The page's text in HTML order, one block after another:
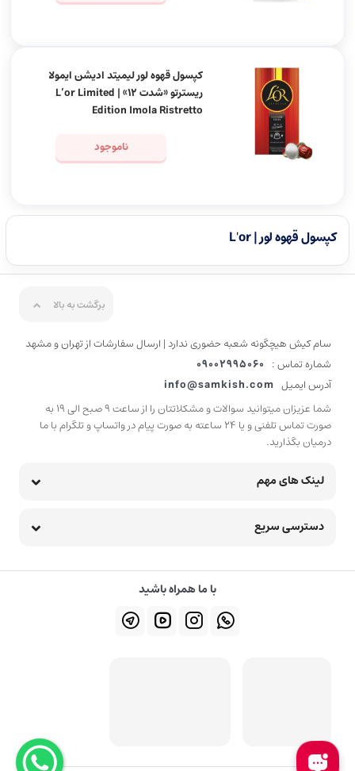
کپسول قهوه لور لیمیتد ادیشن ایمولا
ریسترتو «شدت 12» | L’or Limited
Edition Imola Ristretto
ناموجود
کپسول قهوه لور | L'or
برگشت به بالا
سام کیش هیچگونه شعبه حضوری ندارد | ارسال سفارشات از تهران و مشهد
شماره تماس : 09002995060
آدرس ایمیل info@samkish.com
شما عزیزان میتوانید سوالات و مشکلاتتان را از ساعت 9 صبح الی 19 به
صورت تماس تلفنی و یا 24 ساعته به صورت پیام در واتساپ و تلگرام با ما
درمیان بگذارید.
لینک های مهم
دسترسی سریع
با ما همراه باشید